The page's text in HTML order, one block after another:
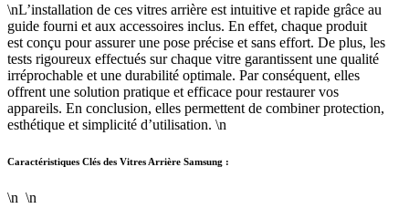
\nL’installation de ces vitres arrière est intuitive et rapide grâce au
guide fourni et aux accessoires inclus. En effet, chaque produit
est conçu pour assurer une pose précise et sans effort. De plus, les
tests rigoureux effectués sur chaque vitre garantissent une qualité
irréprochable et une durabilité optimale. Par conséquent, elles
offrent une solution pratique et efficace pour restaurer vos
appareils. En conclusion, elles permettent de combiner protection,
esthétique et simplicité d’utilisation. \n
Caractéristiques Clés des Vitres Arrière Samsung :
\n \n